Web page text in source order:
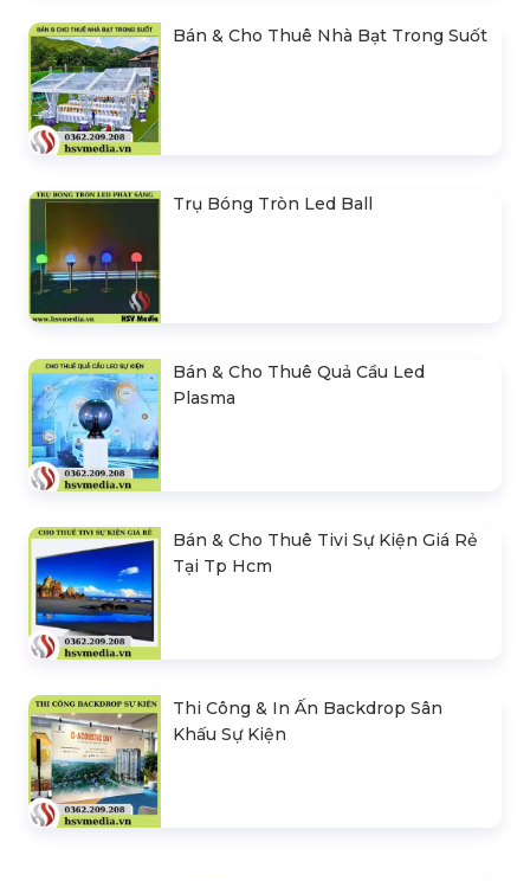
Bán & Cho Thuê Nhà Bạt Trong Suốt
Trụ Bóng Tròn Led Ball
Bán & Cho Thuê Quả Cầu Led
Plasma
Bán & Cho Thuê Tivi Sự Kiện Giá Rẻ
Tại Tp Hcm
Thi Công & In Ấn Backdrop Sân
Khấu Sự Kiện